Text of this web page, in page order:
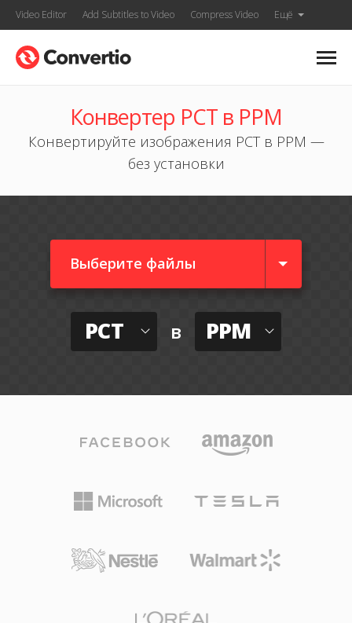
Video Editor Add Subtitles to Video Compress Video Ещё
Конвертер PCT в PPM
Конвертируйте изображения PCT в PPM —
без установки
Выберите файлы
PCT в PPM